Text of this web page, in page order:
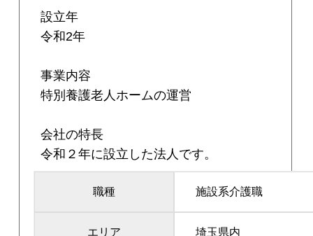
設立年
令和2年
事業内容
特別養護老人ホームの運営
会社の特長
令和２年に設立した法人です。
職種 施設系介護職
エリア 埼玉県内